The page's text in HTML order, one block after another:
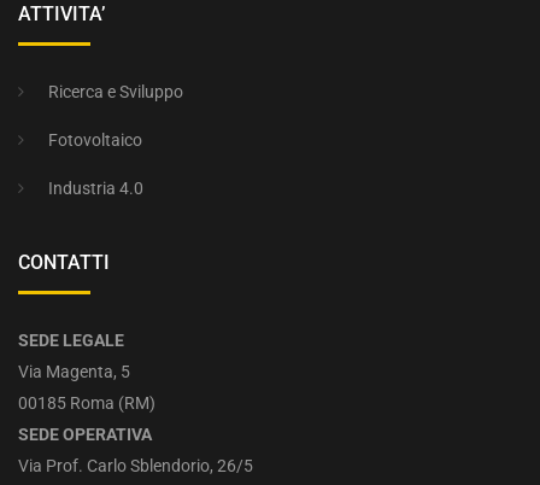
ATTIVITA’
Ricerca e Sviluppo
Fotovoltaico
Industria 4.0
CONTATTI
SEDE LEGALE
Via Magenta, 5
00185 Roma (RM)
SEDE OPERATIVA
Via Prof. Carlo Sblendorio, 26/5